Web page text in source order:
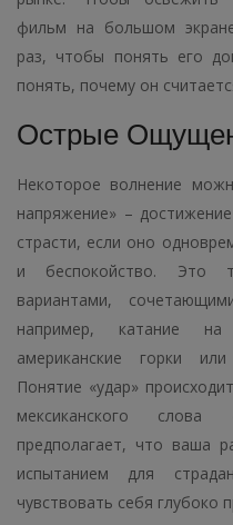
фильм на большом
раз, чтобы понять его
понять, почему он
Острые
Некоторое волнение
напряжение» –
страсти, если оно
и беспокойство. Это
вариантами,
например, катание на
американские горки
Понятие «удар»
мексиканского
предполагает, что ваша
испытанием для
чувствовать себя глубоко